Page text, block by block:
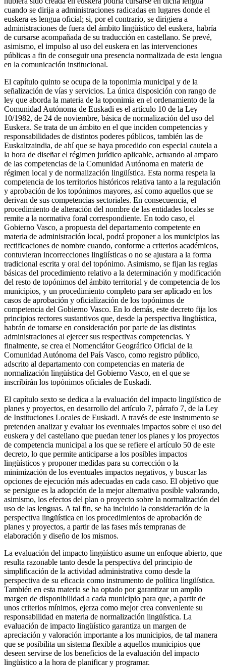
cuando se dirija a administraciones radicadas en lugares donde el
euskera es lengua oficial; si, por el contrario, se dirigiera a
administraciones de fuera del ámbito lingüístico del euskera, habría
de cursarse acompañada de su traducción en castellano. Se prevé,
asimismo, el impulso al uso del euskera en las intervenciones
públicas a fin de conseguir una presencia normalizada de esta lengua
en la comunicación institucional.
El capítulo quinto se ocupa de la toponimia municipal y de la
señalización de vías y servicios. La única disposición con rango de
ley que aborda la materia de la toponimia en el ordenamiento de la
Comunidad Autónoma de Euskadi es el artículo 10 de la Ley
10/1982, de 24 de noviembre, básica de normalización del uso del
Euskera. Se trata de un ámbito en el que inciden competencias y
responsabilidades de distintos poderes públicos, también las de
Euskaltzaindia, de ahí que se haya procedido con especial cautela a
la hora de diseñar el régimen jurídico aplicable, actuando al amparo
de las competencias de la Comunidad Autónoma en materia de
régimen local y de normalización lingüística. Esta norma respeta la
competencia de los territorios históricos relativa tanto a la regulación
y aprobación de los topónimos mayores, así como aquellos que se
derivan de sus competencias sectoriales. En consecuencia, el
procedimiento de alteración del nombre de las entidades locales se
remite a la normativa foral correspondiente. En todo caso, el
Gobierno Vasco, a propuesta del departamento competente en
materia de administración local, podrá proponer a los municipios las
rectificaciones de nombre cuando, conforme a criterios académicos,
contuvieran incorrecciones lingüísticas o no se ajustara a la forma
tradicional escrita y oral del topónimo. Asimismo, se fijan las reglas
básicas del procedimiento relativo a la determinación y modificación
del resto de topónimos del ámbito territorial y de competencia de los
municipios, y un procedimiento completo para ser aplicado en los
casos de aprobación y oficialización de los topónimos de
competencia del Gobierno Vasco. En lo demás, este decreto fija los
principios rectores sustantivos que, desde la perspectiva lingüística,
habrán de tomarse en consideración por parte de las distintas
administraciones al ejercer sus respectivas competencias. Y
finalmente, se crea el Nomenclátor Geográfico Oficial de la
Comunidad Autónoma del País Vasco, como registro público,
adscrito al departamento con competencias en materia de
normalización lingüística del Gobierno Vasco, en el que se
inscribirán los topónimos oficiales de Euskadi.
El capítulo sexto se dedica a la evaluación del impacto lingüístico de
planes y proyectos, en desarrollo del artículo 7, párrafo 7, de la Ley
de Instituciones Locales de Euskadi. A través de este instrumento se
pretenden analizar y evaluar los eventuales impactos sobre el uso del
euskera y del castellano que puedan tener los planes y los proyectos
de competencia municipal a los que se refiere el artículo 50 de este
decreto, lo que permite anticiparse a los posibles impactos
lingüísticos y proponer medidas para su corrección o la
minimización de los eventuales impactos negativos, y buscar las
opciones de ejecución más adecuadas en cada caso. El objetivo que
se persigue es la adopción de la mejor alternativa posible valorando,
asimismo, los efectos del plan o proyecto sobre la normalización del
uso de las lenguas. A tal fin, se ha incluido la consideración de la
perspectiva lingüística en los procedimientos de aprobación de
planes y proyectos, a partir de las fases más tempranas de
elaboración y diseño de los mismos.
La evaluación del impacto lingüístico asume un enfoque abierto, que
resulta razonable tanto desde la perspectiva del principio de
simplificación de la actividad administrativa como desde la
perspectiva de su eficacia como instrumento de política lingüística.
También en esta materia se ha optado por garantizar un amplio
margen de disponibilidad a cada municipio para que, a partir de
unos criterios mínimos, ejerza como mejor crea conveniente su
responsabilidad en materia de normalización lingüística. La
evaluación de impacto lingüístico garantiza un margen de
apreciación y valoración importante a los municipios, de tal manera
que se posibilita un sistema flexible a aquellos municipios que
deseen servirse de los beneficios de la evaluación del impacto
lingüístico a la hora de planificar y programar.